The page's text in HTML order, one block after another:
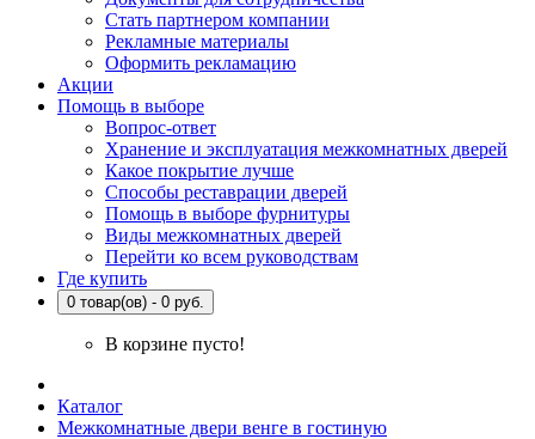
Стать партнером компании
Рекламные материалы
Оформить рекламацию
Акции
Помощь в выборе
Вопрос-ответ
Хранение и эксплуатация межкомнатных дверей
Какое покрытие лучше
Способы реставрации дверей
Помощь в выборе фурнитуры
Виды межкомнатных дверей
Перейти ко всем руководствам
Где купить
0 товар(ов) - 0 руб.
В корзине пусто!
Каталог
Межкомнатные двери венге в гостиную